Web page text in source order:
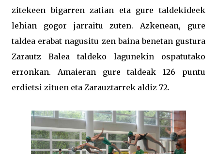
zitekeen bigarren zatian eta gure taldekideek
lehian gogor jarraitu zuten. Azkenean, gure
taldea erabat nagusitu zen baina benetan gustura
Zarautz Balea taldeko lagunekin ospatutako
erronkan. Amaieran gure taldeak 126 puntu
erdietsi zituen eta Zarauztarrek aldiz 72.